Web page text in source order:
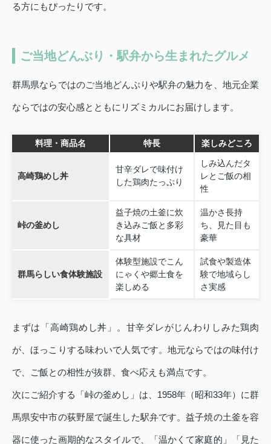
る方にもぴったりです。
ご当地どんぶり・駅弁から生まれたグルメ
群馬県ならではのご当地どんぶりや駅弁の魅力を、地元企業
ならではの安心感とともにリズミカルにお届けします。
料理・商品名 特長 楽しみどころ
高崎鶏めし丼
甘辛ダレで味付け
した鶏肉たっぷり
しみ込んだタ
レとご飯の相
性
峠の釜めし
益子焼の土釜に炊
き込みご飯と多彩
な具材
温かさ長持
ち、見た目も
豪華
群馬らしい食体験施設
体験型施設でこん
にゃくや郷土食を
楽しめる
試食や製造体
験で地域らし
さ実感
まずは「高崎鶏めし丼」。甘辛ダレがじんわりしみた鶏肉
が、ほっこりする味わいで人気です。地元ならではの味付け
で、ご飯との相性が抜群、食べ応えも満点です。
次にご紹介する「峠の釜めし」は、1958年（昭和33年）に群
馬県安中市の荻野屋で誕生した駅弁です。益子焼の土釜を容
器に使った画期的なスタイルで、「温かくて家庭的」「見た